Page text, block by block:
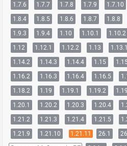
1.7.6
1.7.7 1.7.8 1.7.9 1.7.10
1.8.4
1.8.5 1.8.6 1.8.7 1.8.8
1.9.3
1.9.4 1.10 1.10.1 1.10.2
1.12
1.12.1 1.12.2 1.13 1.13.1
1.14.2
1.14.3 1.14.4 1.15
1.16.2
1.16.3 1.16.4 1.16.5
1.18.2
1.19 1.19.1 1.19.2
1.20.1
1.20.2 1.20.3 1.20.4
1.21.2
1.21.3 1.21.4 1.21.5
1.21.9
1.21.10 1.21.11 26.1